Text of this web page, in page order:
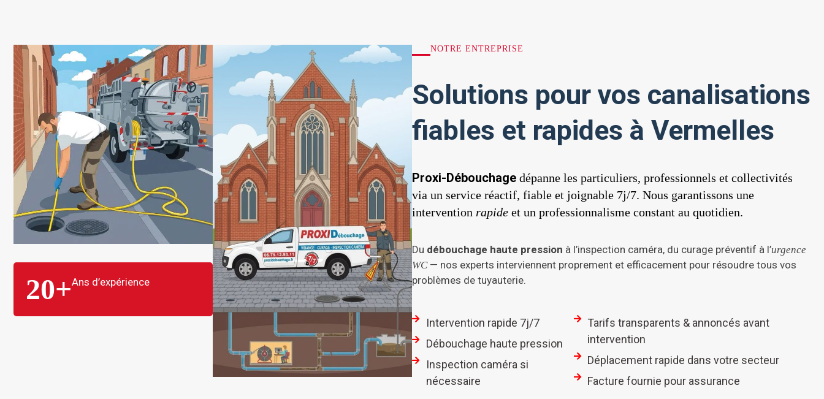
20+Ans d’expérience
NOTRE ENTREPRISE
Solutions pour vos canalisations
fiables et rapides à Vermelles
Proxi-Débouchage dépanne les particuliers, professionnels et collectivités
via un service réactif, fiable et joignable 7j/7. Nous garantissons une
intervention rapide et un professionnalisme constant au quotidien.
Du débouchage haute pression à l’inspection caméra, du curage préventif à l’urgence
WC— nos experts interviennent proprement et efficacement pour résoudre tous vos
problèmes de tuyauterie.
Intervention rapide 7j/7
Débouchage haute pression
Inspection caméra si
nécessaire
Tarifs transparents & annoncés avant
intervention
Déplacement rapide dans votre secteur
Facture fournie pour assurance